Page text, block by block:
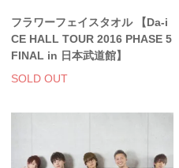
フラワーフェイスタオル 【Da-i
CE HALL TOUR 2016 PHASE 5
FINAL in 日本武道館】
SOLD OUT